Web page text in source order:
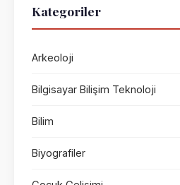
Kategoriler
Arkeoloji
Bilgisayar Bilişim Teknoloji
Bilim
Biyografiler